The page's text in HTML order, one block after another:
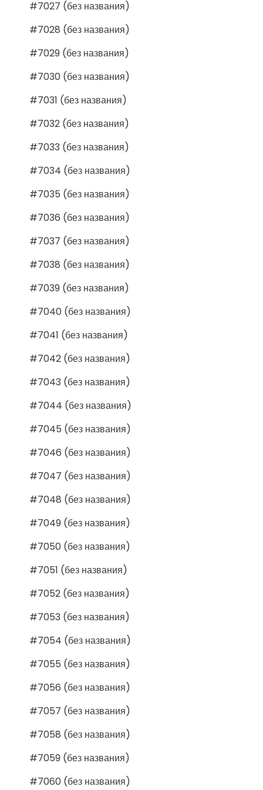
#7027 (без названия)
#7028 (без названия)
#7029 (без названия)
#7030 (без названия)
#7031 (без названия)
#7032 (без названия)
#7033 (без названия)
#7034 (без названия)
#7035 (без названия)
#7036 (без названия)
#7037 (без названия)
#7038 (без названия)
#7039 (без названия)
#7040 (без названия)
#7041 (без названия)
#7042 (без названия)
#7043 (без названия)
#7044 (без названия)
#7045 (без названия)
#7046 (без названия)
#7047 (без названия)
#7048 (без названия)
#7049 (без названия)
#7050 (без названия)
#7051 (без названия)
#7052 (без названия)
#7053 (без названия)
#7054 (без названия)
#7055 (без названия)
#7056 (без названия)
#7057 (без названия)
#7058 (без названия)
#7059 (без названия)
#7060 (без названия)